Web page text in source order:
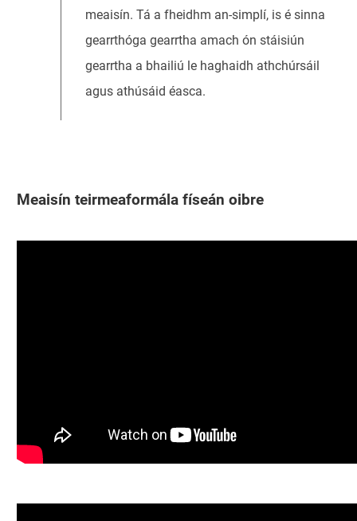
meaisín. Tá a fheidhm an-simplí, is é sinna
gearrthóga gearrtha amach ón stáisiún
gearrtha a bhailiú le haghaidh athchúrsáil
agus athúsáid éasca.
Meaisín teirmeaformála físeán oibre